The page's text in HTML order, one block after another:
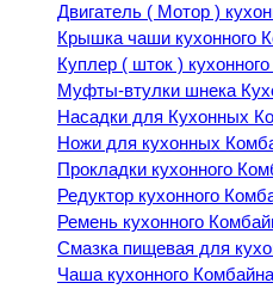
Двигатель ( Мотор )
Крышка чаши кухонного
Куплер ( шток )
Муфты-втулки шнека
Насадки для Кухонных
Ножи для кухонных
Прокладки кухонного
Редуктор кухонного
Ремень кухонного
Смазка пищевая для
Чаша кухонного Комбайна